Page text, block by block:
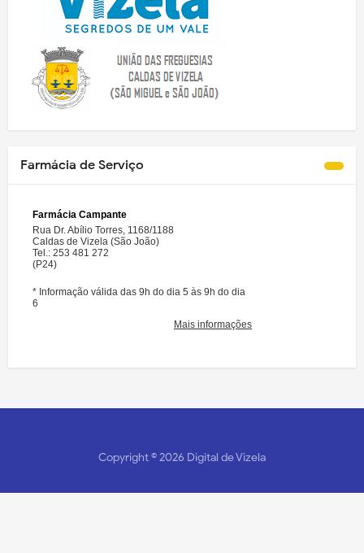
Farmácia de Serviço
Copyright ©2026 Digital de Vizela